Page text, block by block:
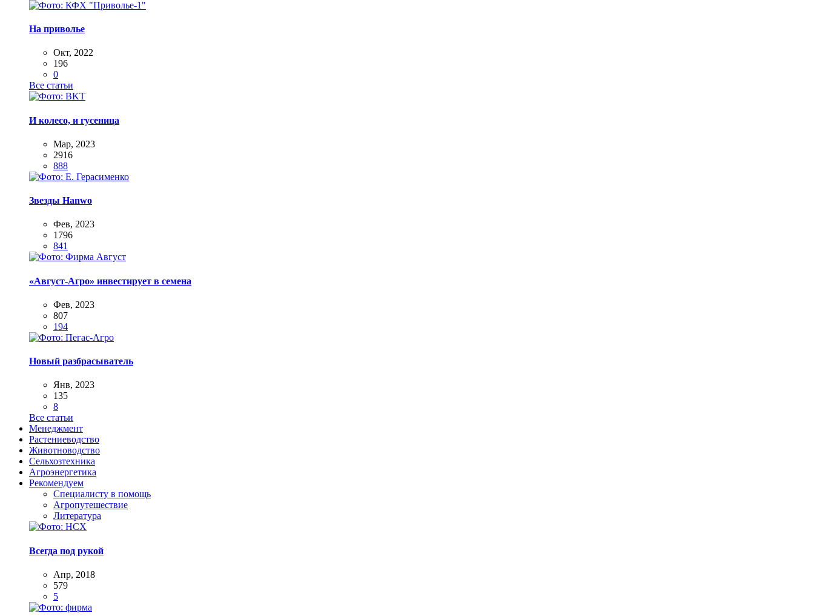
На приволье
Окт, 2022
196
0
Все статьи
И колесо, и гусеница
Мар, 2023
2916
888
Звезды Hanwo
Фев, 2023
1796
841
«Август-Агро» инвестирует в семена
Фев, 2023
807
194
Новый разбрасыватель
Янв, 2023
135
8
Все статьи
Менеджмент
Растениеводство
Животноводство
Сельхозтехника
Агроэнергетика
Рекомендуем
Специалисту в помощь
Агропутешествие
Литература
Всегда под рукой
Апр, 2018
579
5